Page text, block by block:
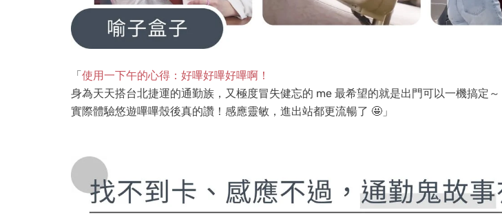
「 使用一下午的心得：好嗶好嗶好嗶啊！
身為天天搭台北捷運的通勤族，又極度冒失健忘的 me 最希望的就是出門可以一機搞定～
實際體驗悠遊嗶嗶殼後真的讚！感應靈敏，進出站都更流暢了 🤩」